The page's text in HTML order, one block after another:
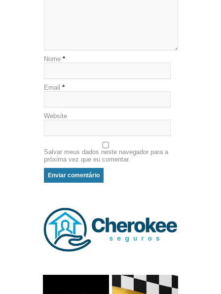
Nome *
Email *
Website
Salvar meus dados neste navegador para a
próxima vez que eu comentar.